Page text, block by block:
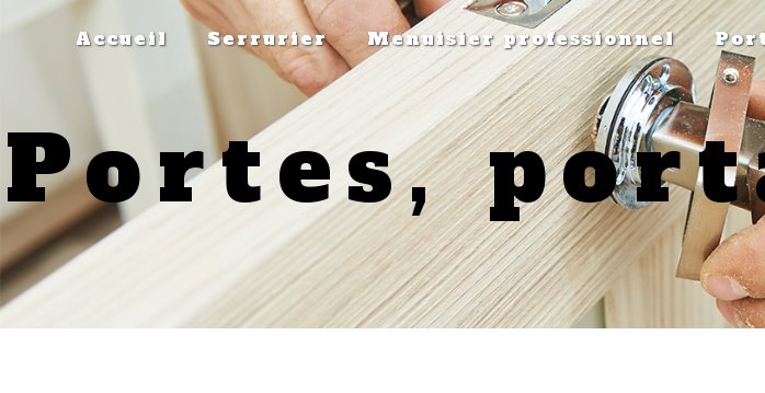
Panneau de gestion des cookies
Accueil Serrurier Menuisier professionnel
Portes,